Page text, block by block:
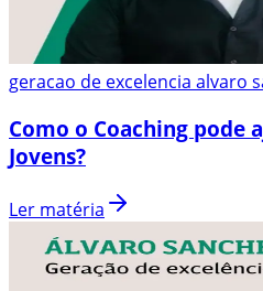
geracao de excelencia alvaro
Como o Coaching pode
Jovens?
Ler matéria